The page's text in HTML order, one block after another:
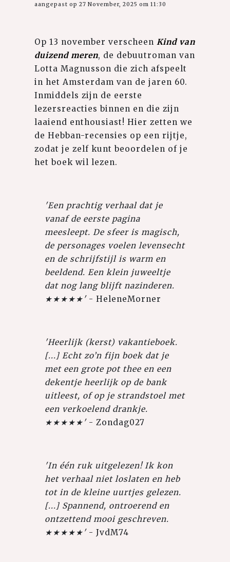
aangepast op 27 November, 2025 om 11:30
Op 13 november verscheen Kind van
duizend meren, de debuutroman van
Lotta Magnusson die zich afspeelt
in het Amsterdam van de jaren 60.
Inmiddels zijn de eerste
lezersreacties binnen en die zijn
laaiend enthousiast! Hier zetten we
de Hebban-recensies op een rijtje,
zodat je zelf kunt beoordelen of je
het boek wil lezen.
'Een prachtig verhaal dat je
vanaf de eerste pagina
meesleept. De sfeer is magisch,
de personages voelen levensecht
en de schrijfstijl is warm en
beeldend. Een klein juweeltje
dat nog lang blijft nazinderen.
★★★★★'- HeleneMorner
'Heerlijk (kerst) vakantieboek.
[...] Echt zo’n fijn boek dat je
met een grote pot thee en een
dekentje heerlijk op de bank
uitleest, of op je strandstoel met
een verkoelend drankje.
★★★★★'- Zondag027
'In één ruk uitgelezen! Ik kon
het verhaal niet loslaten en heb
tot in de kleine uurtjes gelezen.
[...] Spannend, ontroerend en
ontzettend mooi geschreven.
★★★★★'- JvdM74